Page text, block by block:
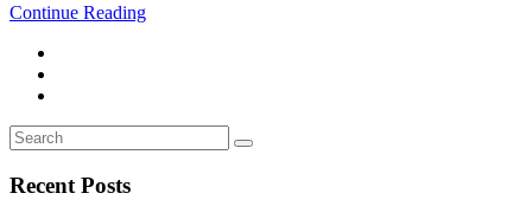
Continue Reading
Search
for:
Search
Recent Posts